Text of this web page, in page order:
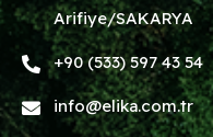
Arifiye/SAKARYA
+90 (533) 597 43 54
info@elika.com.tr